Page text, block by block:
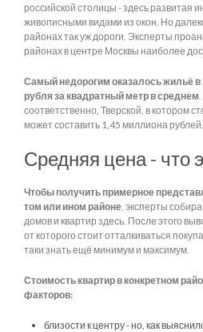
российской столицы - здесь развитая
живописными видами из окон. Но
районах так уж дороги. Эксперты
районах в центре Москвы наиболее
Самый недорогим оказалось жильё
рубля за квадратный метр в среднем
соответственно, Тверской, в котором
может составить 1,45 миллиона рублей.
Средняя цена - что
Чтобы получить примерное
том или ином районе, эксперты
домов и квартир здесь. После этого
от которого стоит отталкиваться
таки знать ещё минимум и максимум.
Стоимость квартир в конкретном
факторов:
близости к центру - но, как